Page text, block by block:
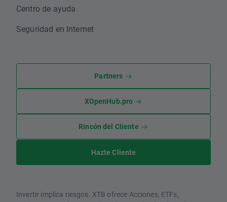
Centro de ayuda
Seguridad en Internet
Partners
XOpenHub.pro
Rincón del Cliente
Hazte Cliente
Invertir implica riesgos. XTB ofrece Acciones, ETFs,